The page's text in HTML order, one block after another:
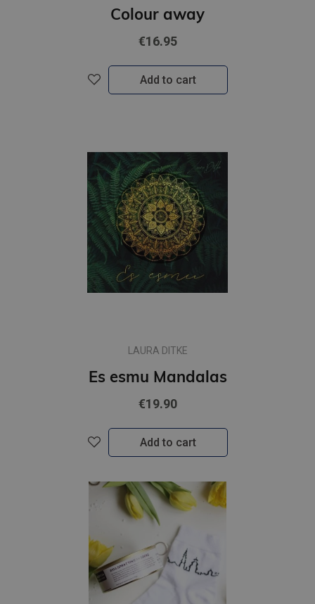
Colour away
€16.95
Add to cart
LAURA DITKE
Es esmu Mandalas
€19.90
Add to cart